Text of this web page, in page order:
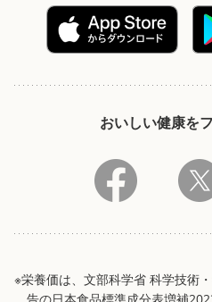
おいしい健康を
※栄養価は、文部科学省 科学技術